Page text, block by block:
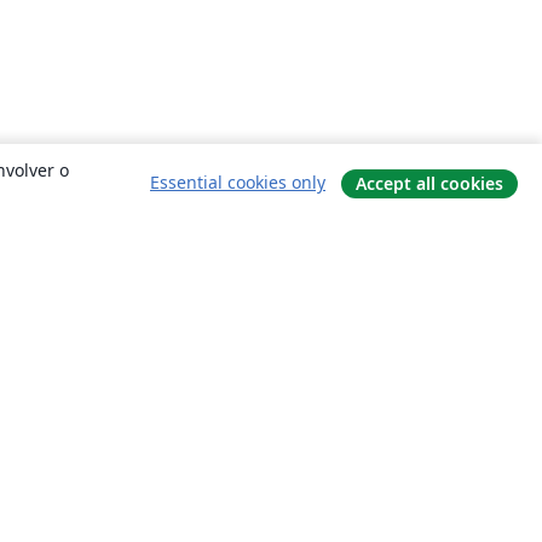
o
Essential cookies only Accept all cookies